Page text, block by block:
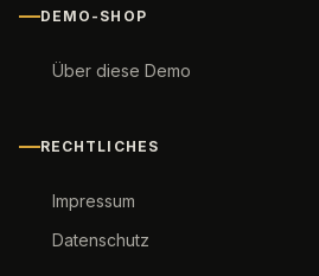
DEMO-SHOP
Über diese Demo
RECHTLICHES
Impressum
Datenschutz